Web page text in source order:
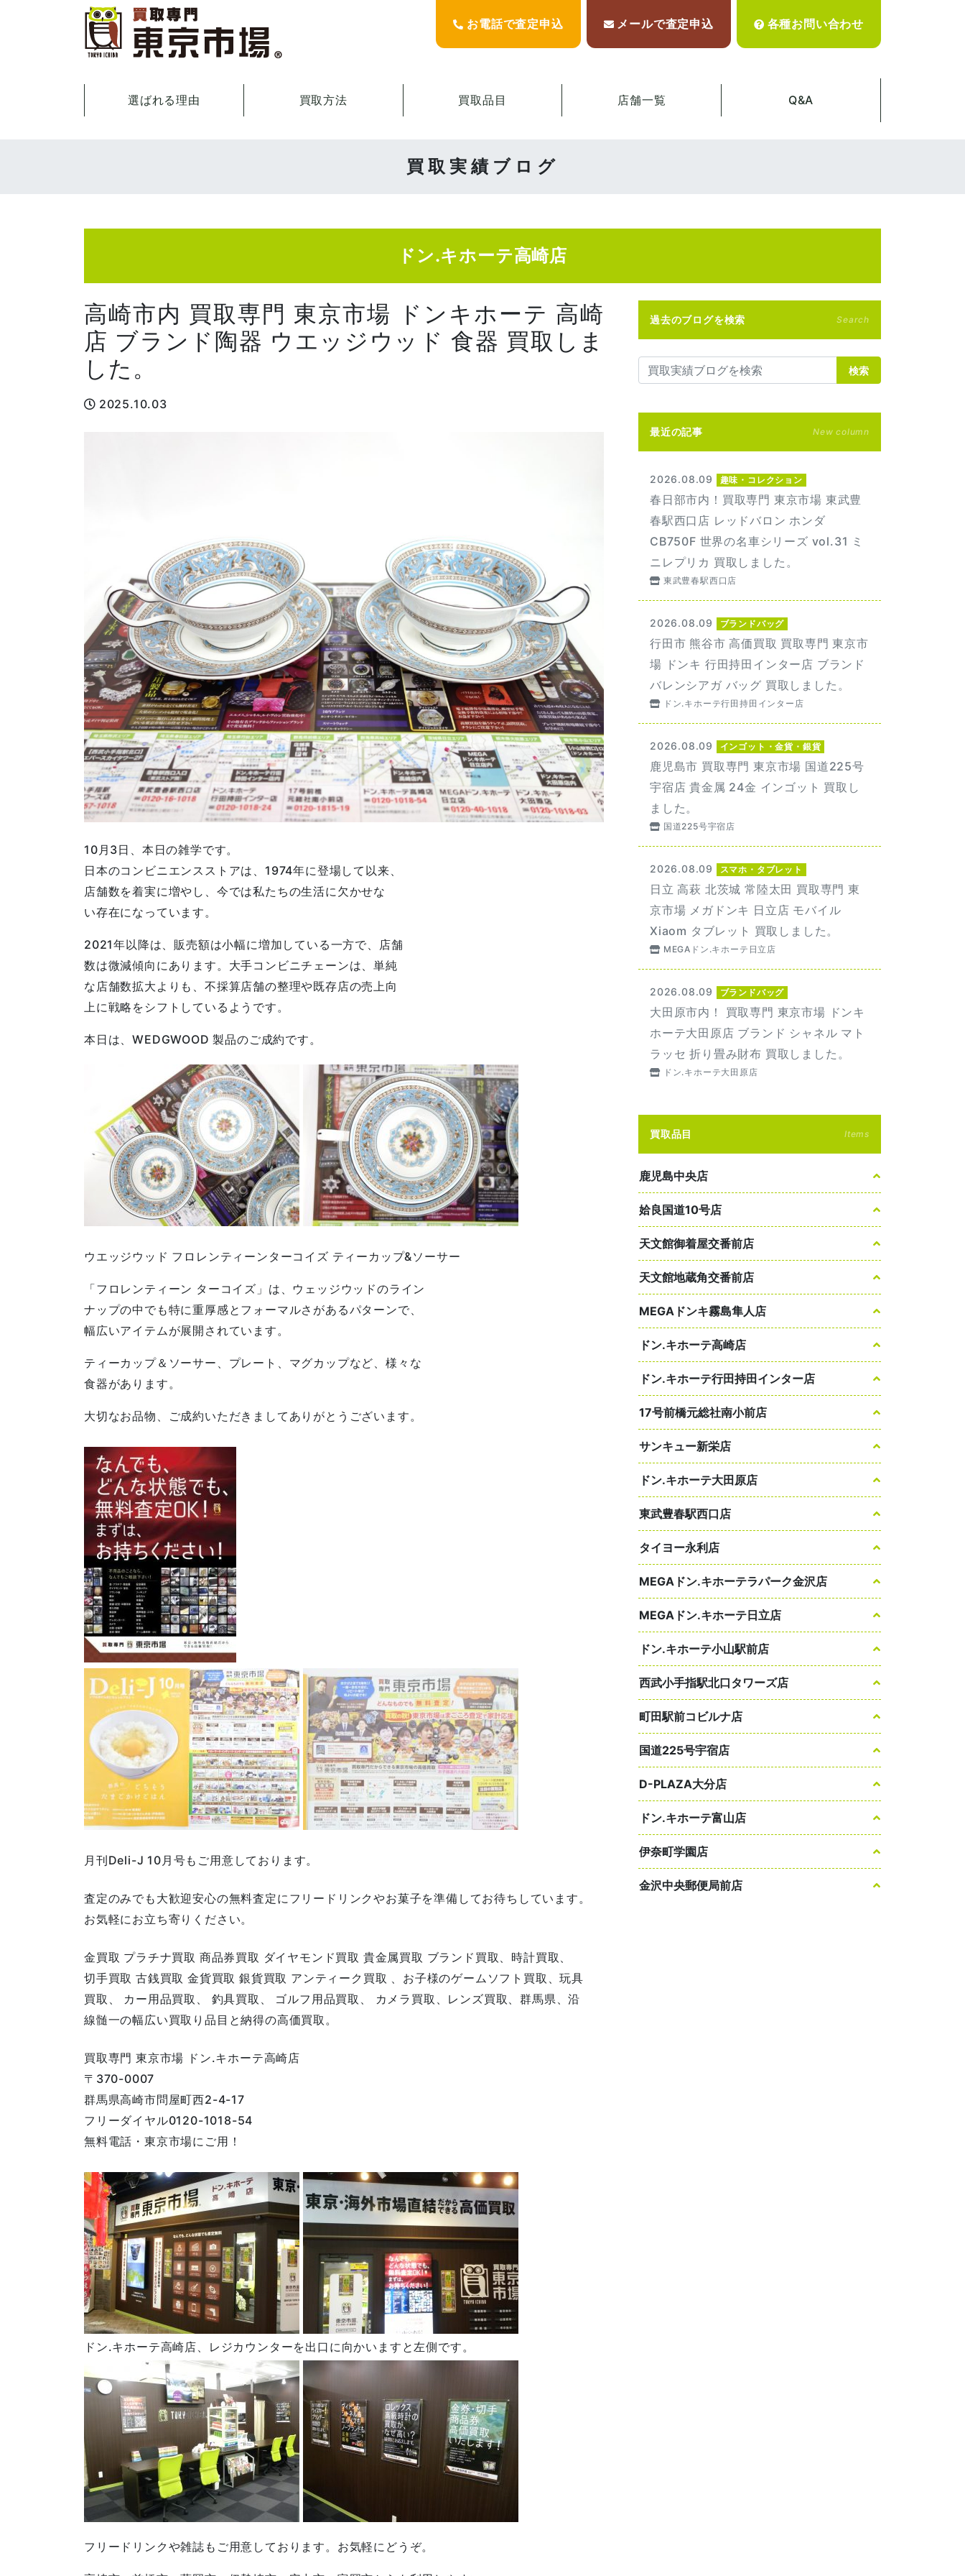
お電話で査定申込 メールで査定申込 各種お問い合わせ
選ばれる理由 買取方法 買取品目 店舗一覧 Q&A
買取実績ブログ
ドン.キホーテ高崎店
高崎市内 買取専門 東京市場 ドンキホーテ 高崎
店 ブランド陶器 ウエッジウッド 食器 買取しま
した。
2025.10.03
10月3日、本日の雑学です。
日本のコンビニエンスストアは、1974年に登場して以来、
店舗数を着実に増やし、今では私たちの生活に欠かせな
い存在になっています。
2021年以降は、販売額は小幅に増加している一方で、店舗
数は微減傾向にあります。大手コンビニチェーンは、単純
な店舗数拡大よりも、不採算店舗の整理や既存店の売上向
上に戦略をシフトしているようです。
本日は、WEDGWOOD 製品のご成約です。
ウエッジウッド フロレンティーンターコイズ ティーカップ&ソーサー
「フロレンティーン ターコイズ」は、ウェッジウッドのライン
ナップの中でも特に重厚感とフォーマルさがあるパターンで、
幅広いアイテムが展開されています。
ティーカップ＆ソーサー、プレート、マグカップなど、様々な
食器があります。
大切なお品物、ご成約いただきましてありがとうございます。
月刊Deli-J 10月号もご用意しております。
査定のみでも大歓迎安心の無料査定にフリードリンクやお菓子を準備してお待ちしています。
お気軽にお立ち寄りください。
金買取 プラチナ買取 商品券買取 ダイヤモンド買取 貴金属買取 ブランド買取、時計買取、
切手買取 古銭買取 金貨買取 銀貨買取 アンティーク買取 、お子様のゲームソフト買取、玩具
買取、 カー用品買取、 釣具買取、 ゴルフ用品買取、 カメラ買取、レンズ買取、群馬県、沿
線髄一の幅広い買取り品目と納得の高価買取。
買取専門 東京市場 ドン.キホーテ高崎店
〒370-0007
群馬県高崎市問屋町西2-4-17
フリーダイヤル0120-1018-54
無料電話・東京市場にご用！
ドン.キホーテ高崎店、レジカウンターを出口に向かいますと左側です。
フリードリンクや雑誌もご用意しております。お気軽にどうぞ。
過去のブログを検索 Search
検索
最近の記事 New column
2026.08.09 趣味・コレクション
春日部市内！買取専門 東京市場 東武豊
春駅西口店 レッドバロン ホンダ
CB750F 世界の名車シリーズ vol.31 ミ
ニレプリカ 買取しました。
東武豊春駅西口店
2026.08.09 ブランドバッグ
行田市 熊谷市 高価買取 買取専門 東京市
場 ドンキ 行田持田インター店 ブランド
バレンシアガ バッグ 買取しました。
ドン.キホーテ行田持田インター店
2026.08.09 インゴット・金貨・銀貨
鹿児島市 買取専門 東京市場 国道225号
宇宿店 貴金属 24金 インゴット 買取し
ました。
国道225号宇宿店
2026.08.09 スマホ・タブレット
日立 高萩 北茨城 常陸太田 買取専門 東
京市場 メガドンキ 日立店 モバイル
Xiaom タブレット 買取しました。
MEGAドン.キホーテ日立店
2026.08.09 ブランドバッグ
大田原市内！ 買取専門 東京市場 ドンキ
ホーテ大田原店 ブランド シャネル マト
ラッセ 折り畳み財布 買取しました。
ドン.キホーテ大田原店
買取品目 Items
鹿児島中央店
姶良国道10号店
天文館御着屋交番前店
天文館地蔵角交番前店
MEGAドンキ霧島隼人店
ドン.キホーテ高崎店
ドン.キホーテ行田持田インター店
17号前橋元総社南小前店
サンキュー新栄店
ドン.キホーテ大田原店
東武豊春駅西口店
タイヨー永利店
MEGAドン.キホーテラパーク金沢店
MEGAドン.キホーテ日立店
ドン.キホーテ小山駅前店
西武小手指駅北口タワーズ店
町田駅前コビルナ店
国道225号宇宿店
D-PLAZA大分店
ドン.キホーテ富山店
伊奈町学園店
金沢中央郵便局前店